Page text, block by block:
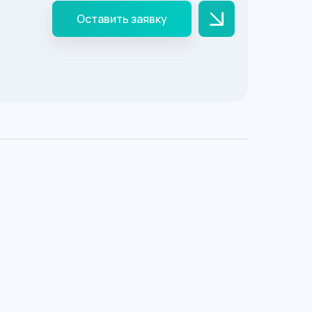
Оставить заявку